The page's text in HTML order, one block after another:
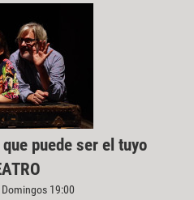
puede ser el tuyo
19:00